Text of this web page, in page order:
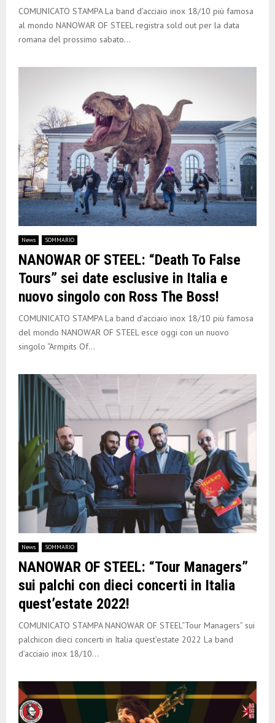
COMUNICATO STAMPA La band d’acciaio inox 18/10 più famosa
al mondo NANOWAR OF STEEL registra sold out per la data
romana del prossimo sabato...
News SOMMARIO
NANOWAR OF STEEL: “Death To False
Tours” sei date esclusive in Italia e
nuovo singolo con Ross The Boss!
COMUNICATO STAMPA La band d’acciaio inox 18/10 più famosa
del mondo NANOWAR OF STEEL esce oggi con un nuovo
singolo “Armpits Of...
News SOMMARIO
NANOWAR OF STEEL: “Tour Managers”
sui palchi con dieci concerti in Italia
quest’estate 2022!
COMUNICATO STAMPA NANOWAR OF STEEL“Tour Managers” sui
palchicon dieci concerti in Italia quest’estate 2022 La band
d’acciaio inox 18/10...